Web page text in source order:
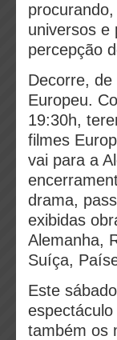
universos e
percepção
Decorre,
Europeu.
19:30h,
filmes
vai para a
drama,
exibidas
Alemanha,
Suíça,
Este
espectáculo
também os